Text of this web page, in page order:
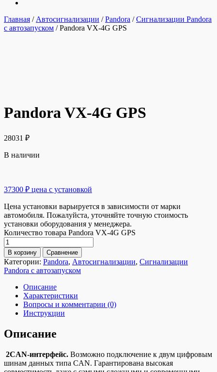
Главная / Автосигнализации /Pandora /Сигнализации Pandora
с автозапуском /Pandora VX-4G GPS
Pandora VX-4G GPS
28031 ₽
В наличии
37300 ₽ цена с установкой
Цена установки варьируется в зависимости от марки
автомобиля. Пожалуйста, уточняйте точную стоимость
установки оборудования у менеджера.
Количество товара Pandora VX-4G GPS
В корзину Сравнение
Категории: Pandora, Автосигнализации, Сигнализации
Pandora с автозапуском
Описание
Характеристики
Вопросы и комментарии (0)
Инструкции
Описание
2CAN-интерфейс. Возможно подключение к двум цифровым
шинам данных типа CAN. Гарантирована высокая